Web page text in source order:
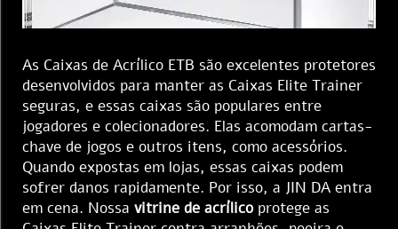
As Caixas de Acrílico ETB são excelentes protetores
desenvolvidos para manter as Caixas Elite Trainer
seguras, e essas caixas são populares entre
jogadores e colecionadores. Elas acomodam cartas-
chave de jogos e outros itens, como acessórios.
Quando expostas em lojas, essas caixas podem
sofrer danos rapidamente. Por isso, a JIN DA entra
em cena. Nossa vitrine de acrílico protege as